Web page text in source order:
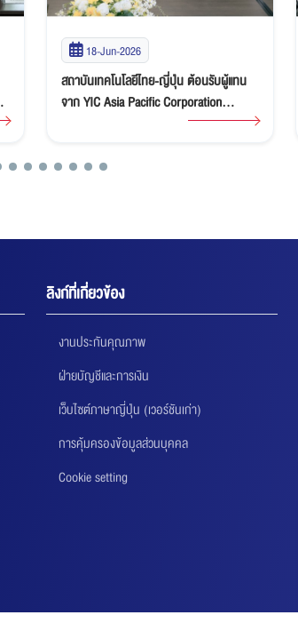
18-Jun-2026
สถาบันเทคโนโลยีไทย-ญี่ปุ่น ต้อนรับผู้แทน
จาก YIC Asia Pacific Corporation
Limited เยี่ยมชมครุภัณฑ์ที่มอบให้ พร้อม
พัฒนาบุคลากร
ลิงก์ที่เกี่ยวข้อง
งานประกันคุณภาพ
ฝ่ายบัญชีและการเงิน
เว็บไซต์ภาษาญี่ปุ่น (เวอร์ชันเก่า)
การคุ้มครองข้อมูลส่วนบุคคล
Cookie setting